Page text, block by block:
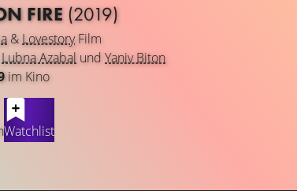
FIRE (2019)
& LovestoryFilm
Lubna Azabal und Yaniv Biton
im Kino
Watchlist